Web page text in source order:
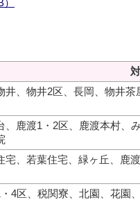
井、物井2区、長岡、物井茶
、鹿渡1・2区、鹿渡本村、
宅、若葉住宅、緑ヶ丘、鹿
・4区、税関寮、北園、花園